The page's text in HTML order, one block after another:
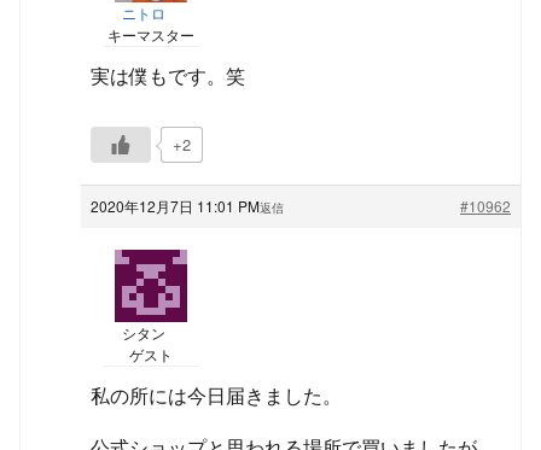
ニトロ
キーマスター
実は僕もです。笑
+2
2020年12月7日 11:01 PM #10962
返信
シタン
ゲスト
私の所には今日届きました。